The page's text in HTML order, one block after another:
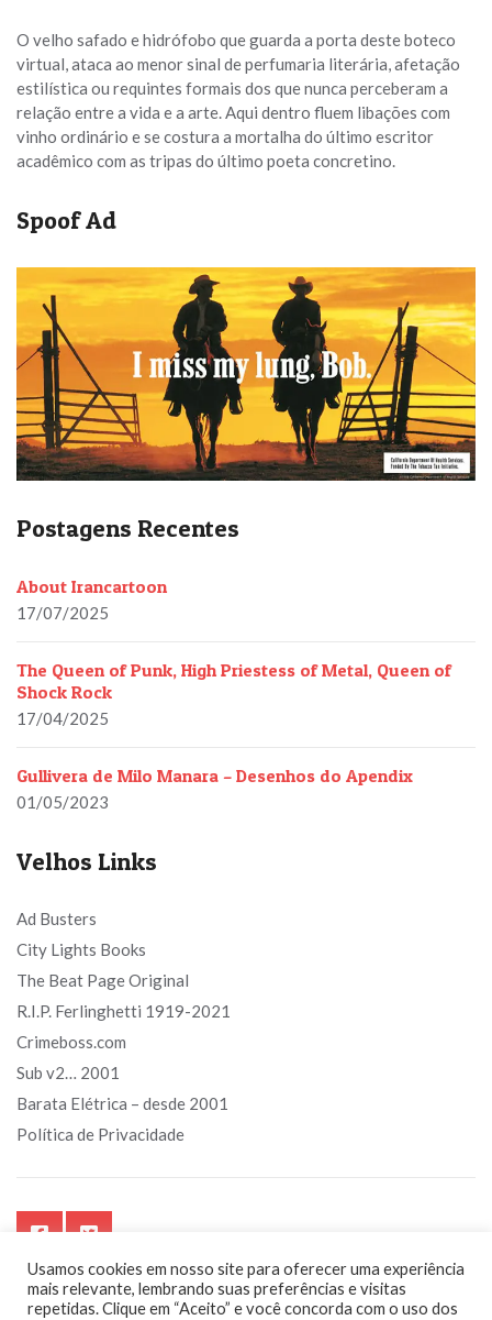
O velho safado e hidrófobo que guarda a porta deste boteco
virtual, ataca ao menor sinal de perfumaria literária, afetação
estilística ou requintes formais dos que nunca perceberam a
relação entre a vida e a arte. Aqui dentro fluem libações com
vinho ordinário e se costura a mortalha do último escritor
acadêmico com as tripas do último poeta concretino.
Spoof Ad
Postagens Recentes
About Irancartoon
17/07/2025
The Queen of Punk, High Priestess of Metal, Queen of
Shock Rock
17/04/2025
Gullivera de Milo Manara – Desenhos do Apendix
01/05/2023
Velhos Links
Ad Busters
City Lights Books
The Beat Page Original
R.I.P. Ferlinghetti 1919-2021
Crimeboss.com
Sub v2… 2001
Barata Elétrica – desde 2001
Política de Privacidade
Usamos cookies em nosso site para oferecer uma experiência
mais relevante, lembrando suas preferências e visitas
repetidas. Clique em “Aceito” e você concorda com o uso dos